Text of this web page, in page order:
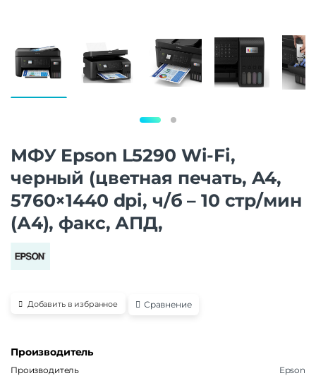
МФУ Epson L5290 Wi-Fi,
черный (цветная печать, A4,
5760×1440 dpi, ч/б – 10 стр/мин
(А4), факс, АПД,
Добавить в избранное Сравнение
Производитель
Производитель Epson